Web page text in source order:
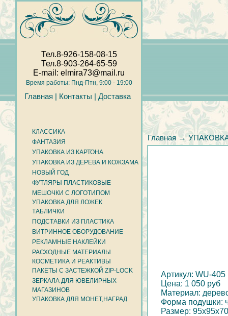
Тел.8-926-158-08-15
Тел.8-903-264-65-59
E-mail: elmira73@mail.ru
Время работы: Пнд-Птн, 9:00 - 19:00
Главная | Контакты | Доставка
КЛАССИКА
ФАНТАЗИЯ
УПАКОВКА ИЗ КАРТОНА
УПАКОВКА ИЗ ДЕРЕВА И КОЖЗАМА
НОВЫЙ ГОД
ФУТЛЯРЫ ПЛАСТИКОВЫЕ
МЕШОЧКИ С ЛОГОТИПОМ
УПАКОВКА ДЛЯ ЛОЖЕК
ТАБЛИЧКИ
ПОДСТАВКИ ИЗ ПЛАСТИКА
ВИТРИННОЕ ОБОРУДОВАНИЕ
РЕКЛАМНЫЕ НАКЛЕЙКИ
РАСХОДНЫЕ МАТЕРИАЛЫ
КОСМЕТИКА И РЕАКТИВЫ
ПАКЕТЫ С ЗАСТЕЖКОЙ ZIP-LOCK
ЗЕРКАЛА ДЛЯ ЮВЕЛИРНЫХ
МАГАЗИНОВ
УПАКОВКА ДЛЯ МОНЕТ,НАГРАД
Главная →
Артикул: WU-405
Цена: 1 050 руб
Материал:
Форма подушки:
Размер: